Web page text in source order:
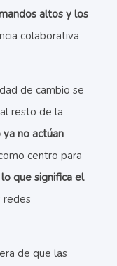
altos y los
colaborativa
de cambio se
resto de la
no actúan
centro para
que significa el
redes
de que las